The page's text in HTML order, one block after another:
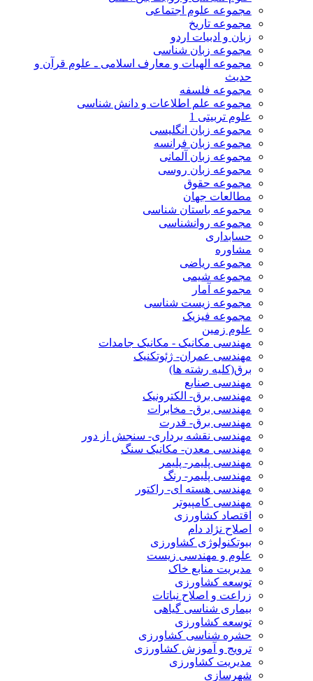
مجموعه علوم اجتماعی
مجموعه تاریخ
زبان و ادبیات اردو
مجموعه زبان شناسی
مجموعه الهیات و معارف اسلامی ـ علوم قرآن و
حدیث
مجموعه فلسفه
مجموعه علم اطلاعات و دانش شناسی
علوم تربیتی 1
مجموعه زبان انگلیسی
مجموعه زبان فرانسه
مجموعه زبان آلمانی
مجموعه زبان روسی
مجموعه حقوق
مطالعات جهان
مجموعه باستان شناسی
مجموعه روانشناسی
حسابداری
مشاوره
مجموعه ریاضی
مجموعه شیمی
مجموعه آمار
مجموعه زیست شناسی
مجموعه فیزیک
علوم زمین
مهندسی مکانیک - مکانیک جامدات
مهندسی عمران- ژئوتکنیک
برق(کلیه رشته ها)
مهندسی صنایع
مهندسی برق- الکترونیک
مهندسی برق- مخابرات
مهندسی برق- قدرت
مهندسی نقشه برداری- سنجش از دور
مهندسی معدن- مکانیک سنگ
مهندسی پلیمر- پلیمر
مهندسی پلیمر- رنگ
مهندسی هسته ای- راکتور
مهندسی کامپیوتر
اقتصاد کشاورزی
اصلاح نژاد دام
بیوتکنولوژی کشاورزی
علوم و مهندسی زیست
مدیریت منابع خاک
توسعه کشاورزی
زراعت و اصلاح نباتات
بیماری شناسی گیاهی
توسعه کشاورزی
حشره شناسی کشاورزی
ترویج و آموزش کشاورزی
مدیریت کشاورزی
شهرسازی